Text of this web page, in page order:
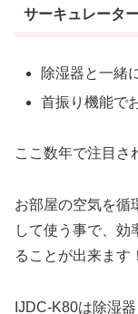
サーキュレータ
除湿器と一緒
首振り機能で
ここ数年で注目さ
お部屋の空気を循
して使う事で、効
ることが出来ます！
IJDC-K80は除湿